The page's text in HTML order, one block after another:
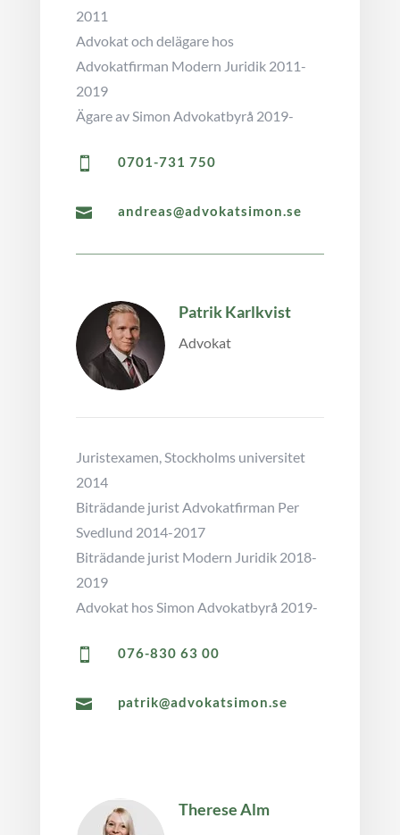
2011
Advokat och delägare hos
Advokatfirman Modern Juridik 2011-
2019
Ägare av Simon Advokatbyrå 2019-
 0701-731 750
 andreas@advokatsimon.se
Patrik Karlkvist
Advokat
Juristexamen, Stockholms universitet
2014
Biträdande jurist Advokatfirman Per
Svedlund 2014-2017
Biträdande jurist Modern Juridik 2018-
2019
Advokat hos Simon Advokatbyrå 2019-
 076-830 63 00
 patrik@advokatsimon.se
Therese Alm